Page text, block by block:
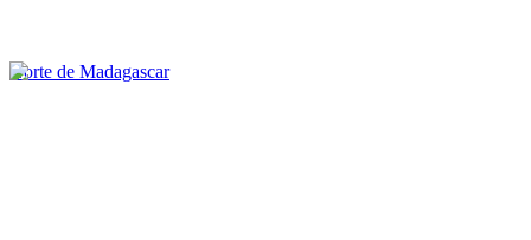
Norte de Madagascar